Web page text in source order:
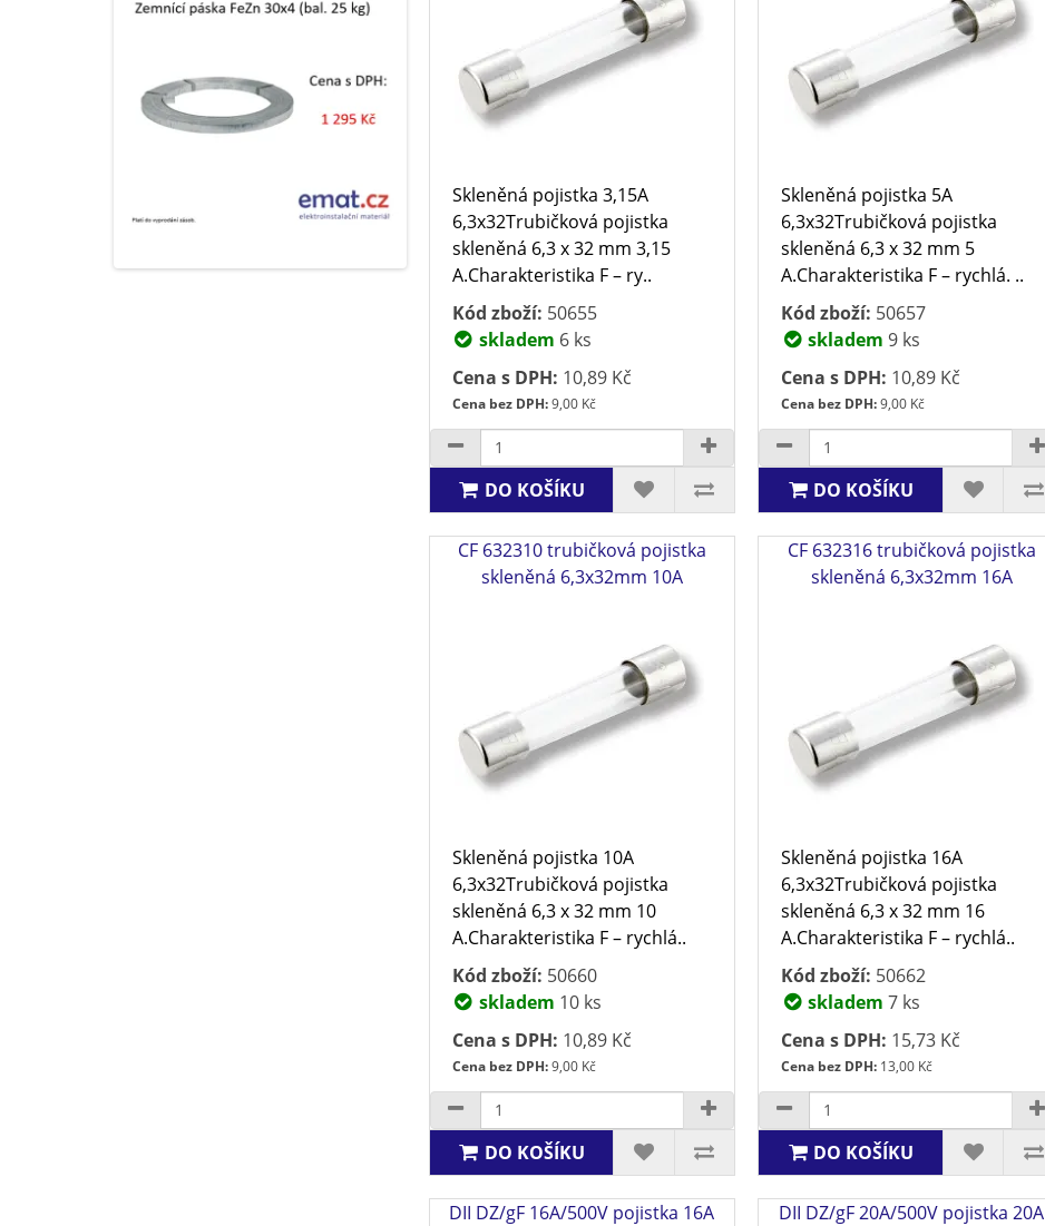
Skleněná pojistka 3,15A
6,3x32Trubičková pojistka
skleněná 6,3 x 32 mm 3,15
A.Charakteristika F – ry..
Kód zboží: 50655
skladem 6 ks
Cena s DPH: 10,89 Kč
Cena bez DPH:9,00 Kč
DO KOŠÍKU
Skleněná pojistka 5A
6,3x32Trubičková pojistka
skleněná 6,3 x 32 mm 5
A.Charakteristika F – rychlá. ..
Kód zboží: 50657
skladem 9 ks
Cena s DPH: 10,89 Kč
Cena bez DPH:9,00 Kč
DO KOŠÍKU
CF 632310 trubičková pojistka
skleněná 6,3x32mm 10A
Skleněná pojistka 10A
6,3x32Trubičková pojistka
skleněná 6,3 x 32 mm 10
A.Charakteristika F – rychlá..
Kód zboží: 50660
skladem 10 ks
Cena s DPH: 10,89 Kč
Cena bez DPH:9,00 Kč
DO KOŠÍKU
CF 632316 trubičková pojistka
skleněná 6,3x32mm 16A
Skleněná pojistka 16A
6,3x32Trubičková pojistka
skleněná 6,3 x 32 mm 16
A.Charakteristika F – rychlá..
Kód zboží: 50662
skladem 7 ks
Cena s DPH: 15,73 Kč
Cena bez DPH: 13,00 Kč
DO KOŠÍKU
DII DZ/gF 16A/500V pojistka 16A DII DZ/gF 20A/500V pojistka 20A